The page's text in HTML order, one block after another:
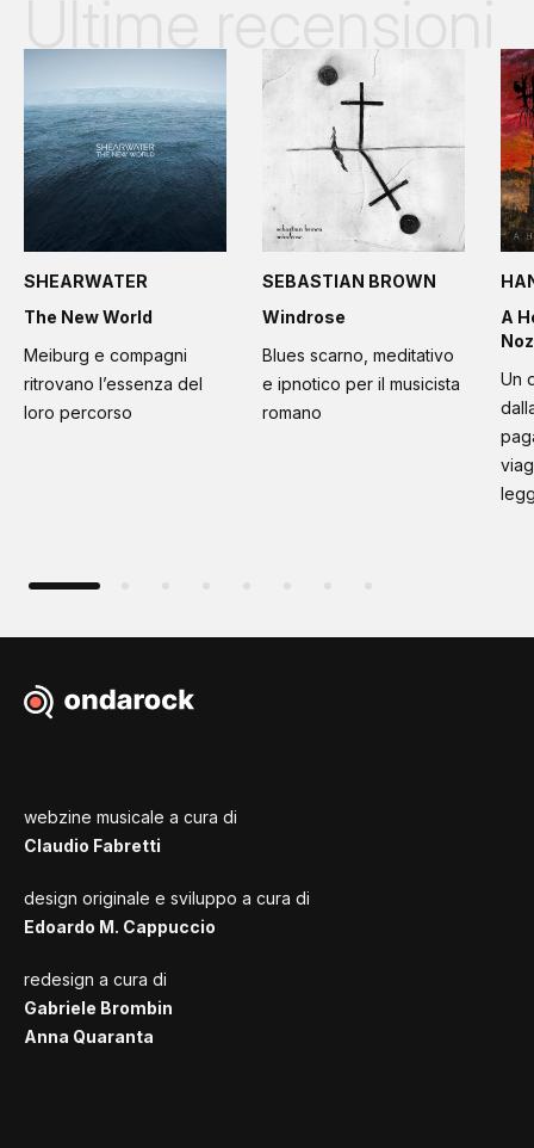
SHEARWATER
The New World
Meiburg e compagni
ritrovano l’essenza del
loro percorso
SEBASTIAN BROWN
Windrose
Blues scarno, meditativo
e ipnotico per il musicista
romano
A
Noz
Un
webzine musicale a cura di
Claudio Fabretti
design originale e sviluppo a cura di
Edoardo M. Cappuccio
redesign a cura di
Gabriele Brombin
Anna Quaranta